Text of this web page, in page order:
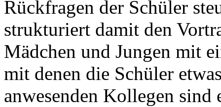
Rückfragen der Schüler
strukturiert damit den
Mädchen und Jungen mit
mit denen die Schüler
anwesenden Kollegen